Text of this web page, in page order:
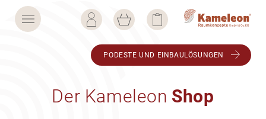
PODESTE UND EINBAU­LÖ­SUNGEN
Der Kame­leon Shop